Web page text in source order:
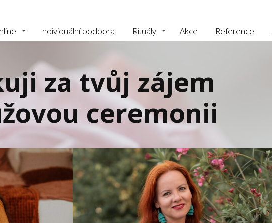
Individuální podpora Rituály Akce Reference
za tvůj zájem
ceremonii